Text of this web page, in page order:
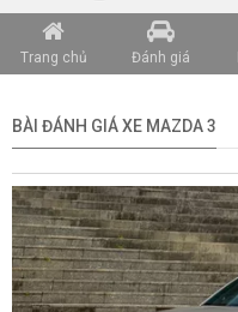
Trang chủ Đánh giá
BÀI ĐÁNH GIÁ XE MAZDA 3